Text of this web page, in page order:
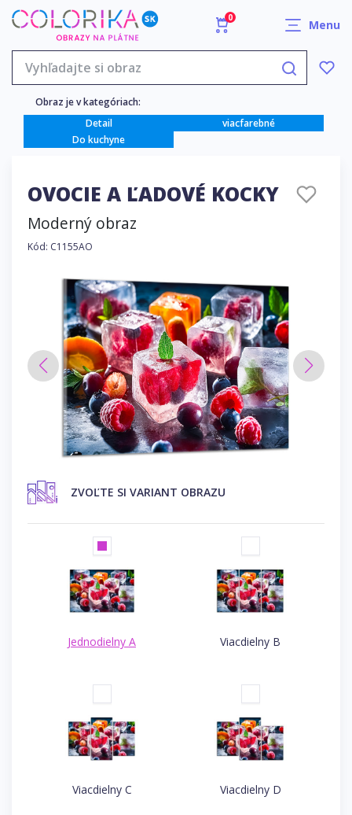
0 Menu
Obraz je v kategóriach:
Detail
viacfarebné
Do kuchyne
OVOCIE A ĽADOVÉ KOCKY
Moderný obraz
Kód: C1155AO
ZVOĽTE SI VARIANT OBRAZU
Jednodielny A Viacdielny B
Viacdielny C Viacdielny D